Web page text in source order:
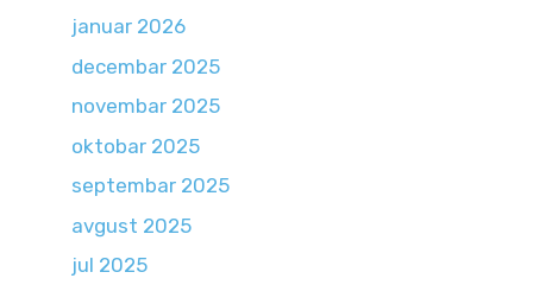
januar 2026
decembar 2025
novembar 2025
oktobar 2025
septembar 2025
avgust 2025
jul 2025